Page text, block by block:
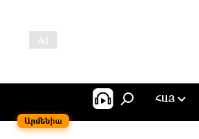
Արմենիա
ՀԱՅ